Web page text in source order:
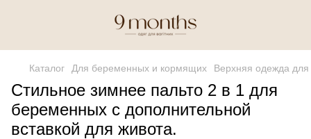
Каталог Для беременных и кормящих Верхняя одежда
Стильное зимнее пальто 2 в 1 для
беременных с дополнительной
вставкой для живота.